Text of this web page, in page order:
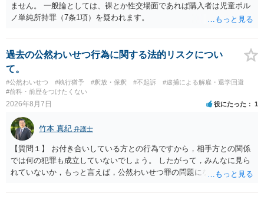
ません。 一般論としては、裸とか性交場面であれば購入者は児童ポル
ノ単純所持罪（7条1項）を疑われます。
過去の公然わいせつ行為に関する法的リスクについ
て。
#公然わいせつ #執行猶予 #釈放・保釈 #不起訴
#逮捕による解雇・退学回避
#前科・前歴をつけたくない
2026年8月7日 役にたった 1
竹本 真紀 弁護士
【質問１】 お付き合いしている方との行為ですから，相手方との関係
では何の犯罪も成立していないでしょう。 したがって，みんなに見ら
れていないか，もっと言えば，公然わいせつ罪の問題にならないかの
然性は，不特定又は多数の方が認識できる状態か否かで判断されま